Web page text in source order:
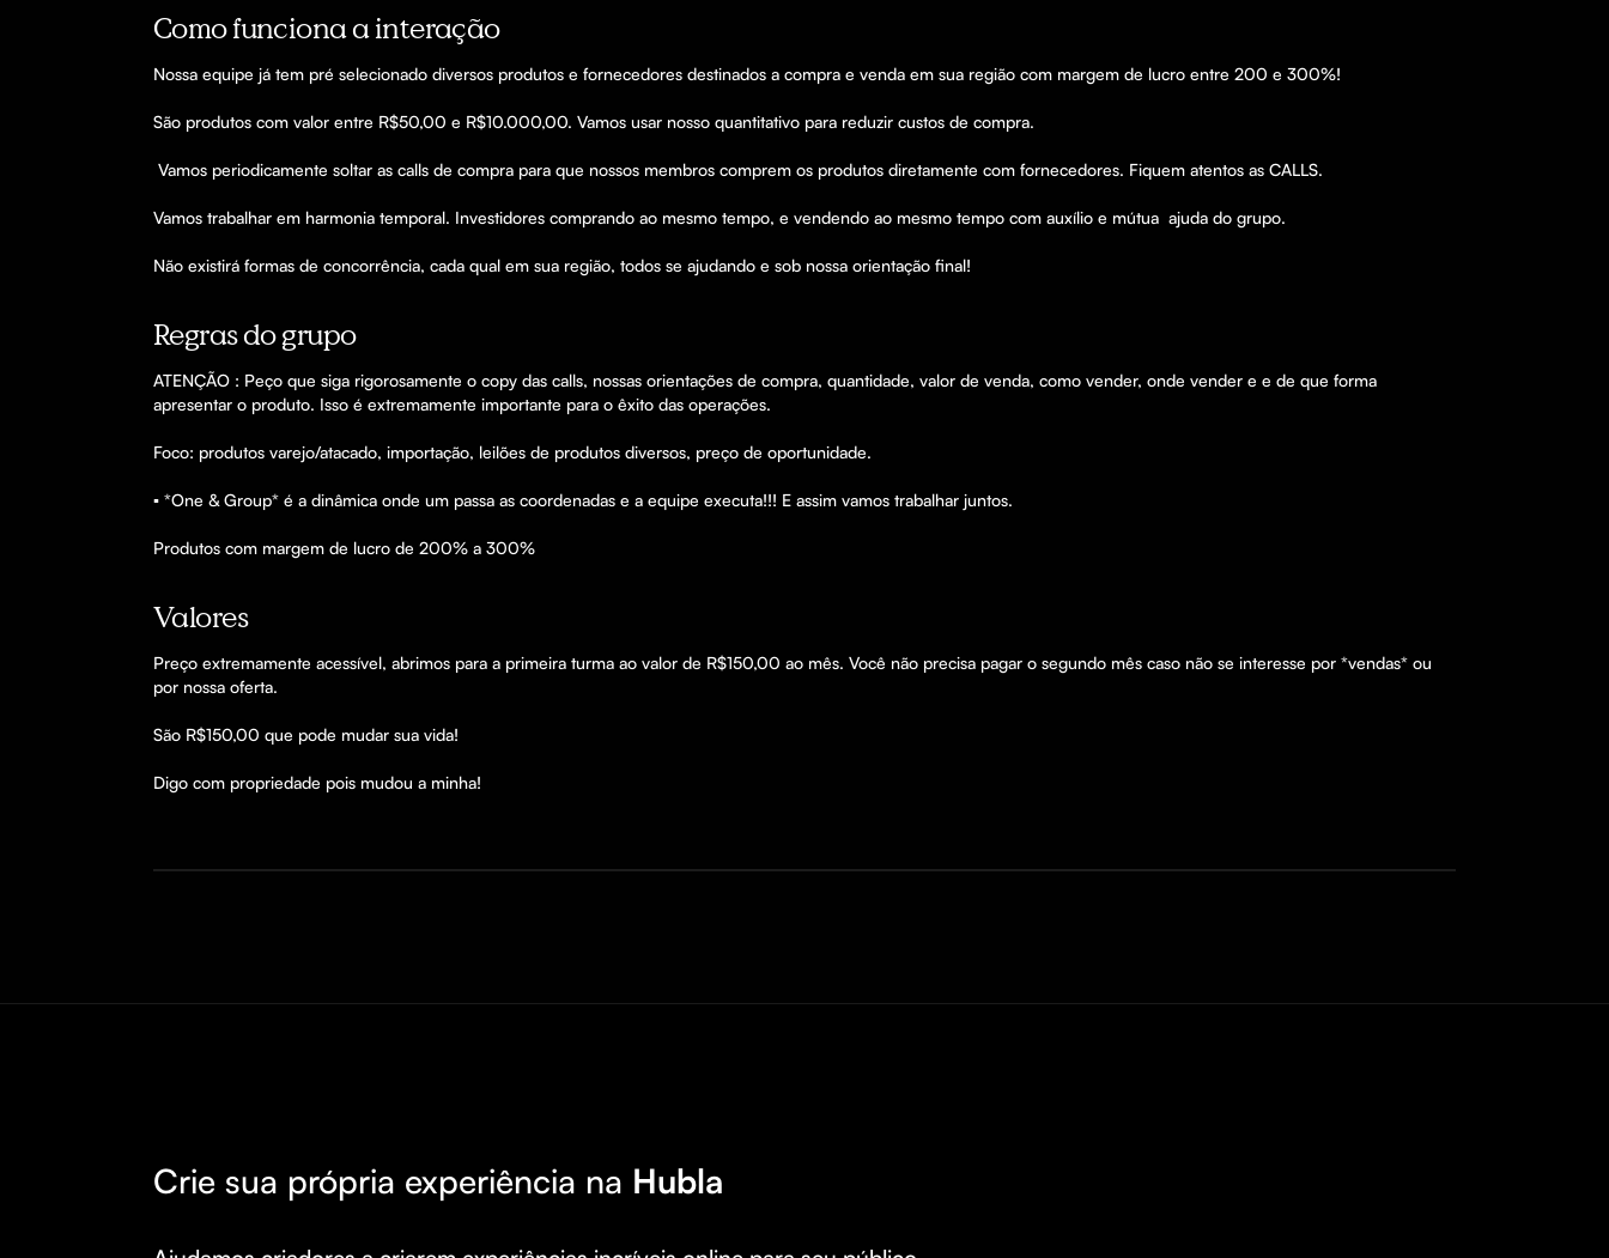
Como funciona a interação
Nossa equipe já tem pré selecionado diversos produtos e fornecedores destinados a compra e venda em sua região com margem de lucro entre 200 e 300%!
São produtos com valor entre R$50,00 e R$10.000,00. Vamos usar nosso quantitativo para reduzir custos de compra.
Vamos trabalhar em harmonia temporal. Investidores comprando ao mesmo tempo, e vendendo ao mesmo tempo com auxílio e mútua  ajuda do grupo.
Não existirá formas de concorrência, cada qual em sua região, todos se ajudando e sob nossa orientação final!
Regras do grupo
ATENÇÃO : Peço que siga rigorosamente o copy das calls, nossas orientações de compra, quantidade, valor de venda, como vender, onde vender e e de que forma
apresentar o produto. Isso é extremamente importante para o êxito das operações.
Foco: produtos varejo/atacado, importação, leilões de produtos diversos, preço de oportunidade.
▪️ *One & Group* é a dinâmica onde um passa as coordenadas e a equipe executa!!! E assim vamos trabalhar juntos.
Produtos com margem de lucro de 200% a 300%
Valores
Preço extremamente acessível, abrimos para a primeira turma ao valor de R$150,00 ao mês. Você não precisa pagar o segundo mês caso não se interesse por *vendas* ou
por nossa oferta.
São R$150,00 que pode mudar sua vida!
Crie sua própria experiência na Hubla